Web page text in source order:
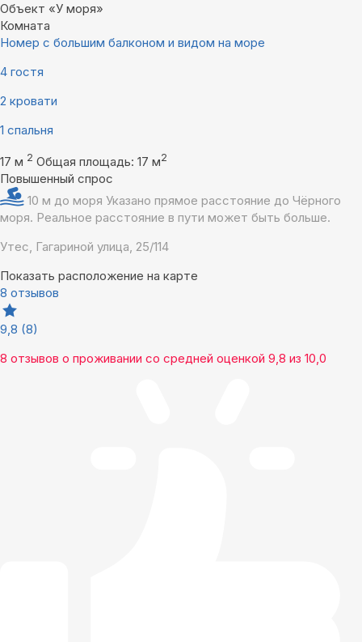
Объект «У моря»
Комната
Номер с большим балконом и видом на море
4 гостя
2 кровати
1 спальня
17 м 2 Общая площадь: 17 м2
Повышенный спрос
10 м до моря Указано прямое расстояние до Чёрного
моря. Реальное расстояние в пути может быть больше.
Утес, Гагариной улица, 25/114
Показать расположение на карте
8 отзывов
9,8 (8)
8 отзывов о проживании со средней оценкой 9,8 из 10,0